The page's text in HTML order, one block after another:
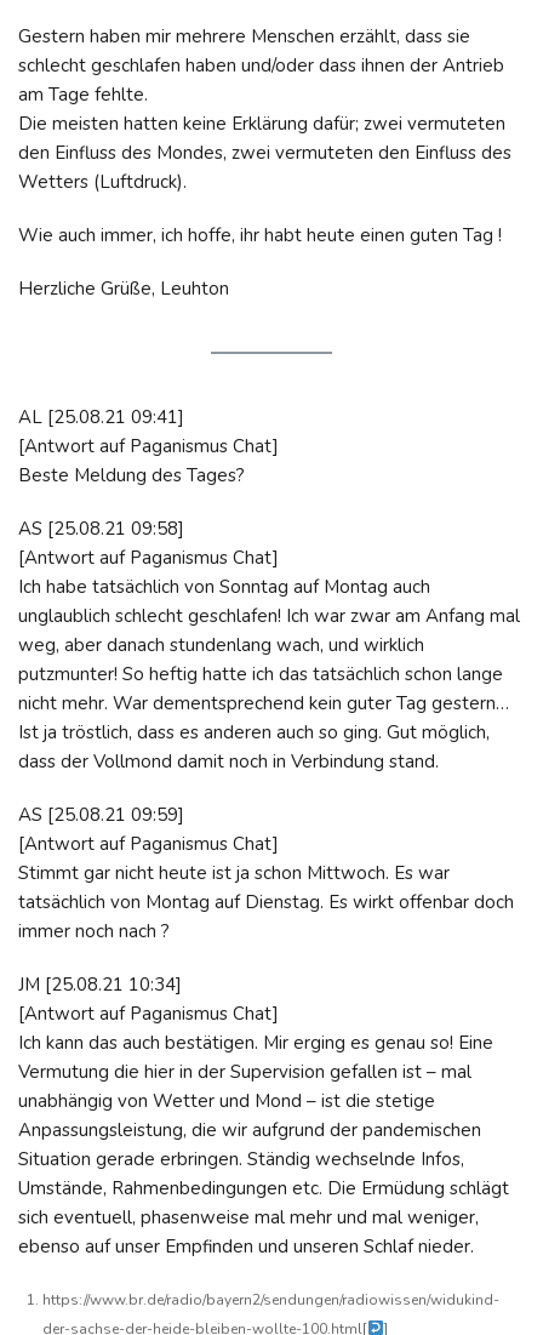
Gestern haben mir mehrere Menschen erzählt, dass sie
schlecht geschlafen haben und/oder dass ihnen der Antrieb
am Tage fehlte.
Die meisten hatten keine Erklärung dafür; zwei vermuteten
den Einfluss des Mondes, zwei vermuteten den Einfluss des
Wetters (Luftdruck).
Wie auch immer, ich hoffe, ihr habt heute einen guten Tag !
Herzliche Grüße, Leuhton
AL [25.08.21 09:41]
[Antwort auf Paganismus Chat]
Beste Meldung des Tages?
AS [25.08.21 09:58]
[Antwort auf Paganismus Chat]
Ich habe tatsächlich von Sonntag auf Montag auch
unglaublich schlecht geschlafen! Ich war zwar am Anfang mal
weg, aber danach stundenlang wach, und wirklich
putzmunter! So heftig hatte ich das tatsächlich schon lange
nicht mehr. War dementsprechend kein guter Tag gestern…
Ist ja tröstlich, dass es anderen auch so ging. Gut möglich,
dass der Vollmond damit noch in Verbindung stand.
AS [25.08.21 09:59]
[Antwort auf Paganismus Chat]
Stimmt gar nicht heute ist ja schon Mittwoch. Es war
tatsächlich von Montag auf Dienstag. Es wirkt offenbar doch
immer noch nach ?
JM [25.08.21 10:34]
[Antwort auf Paganismus Chat]
Ich kann das auch bestätigen. Mir erging es genau so! Eine
Vermutung die hier in der Supervision gefallen ist – mal
unabhängig von Wetter und Mond – ist die stetige
Anpassungsleistung, die wir aufgrund der pandemischen
Situation gerade erbringen. Ständig wechselnde Infos,
Umstände, Rahmenbedingungen etc. Die Ermüdung schlägt
sich eventuell, phasenweise mal mehr und mal weniger,
ebenso auf unser Empfinden und unseren Schlaf nieder.
https://www.br.de/radio/bayern2/sendungen/radiowissen/widukind-
der-sachse-der-heide-bleiben-wollte-100.html[ ]